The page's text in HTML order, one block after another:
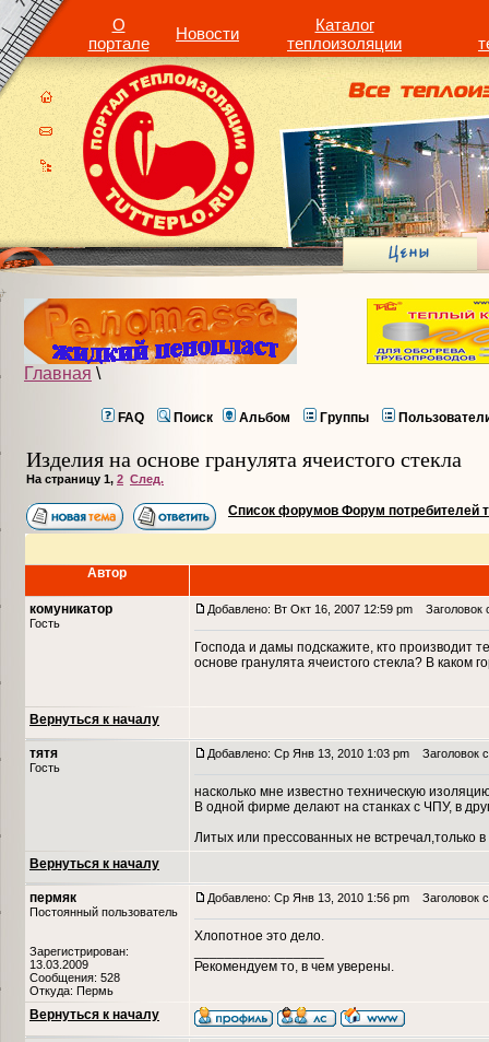
О
портале
Новости
Каталог
теплоизоляции
Главная \
FAQ Поиск Альбом Группы
Изделия на основе гранулята ячеистого стекла
На страницу 1, 2 След.
Список форумов Форум потребителей
Автор
комуникатор
Гость
Добавлено: Вт Окт 16, 2007 12:59 pm Заголовок
Господа и дамы подскажите, кто производит
основе гранулята ячеистого стекла? В каком
Вернуться к началу
тятя
Гость
Добавлено: Ср Янв 13, 2010 1:03 pm Заголовок
насколько мне известно техническую
В одной фирме делают на станках с ЧПУ, в
Литых или прессованных не встречал,только
Вернуться к началу
пермяк
Постоянный пользователь
Зарегистрирован:
13.03.2009
Сообщения: 528
Откуда: Пермь
Добавлено: Ср Янв 13, 2010 1:56 pm Заголовок
Хлопотное это дело.
Рекомендуем то, в чем уверены.
Вернуться к началу